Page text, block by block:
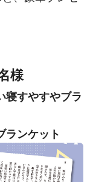
様
寝すやすやブラ
ランケット